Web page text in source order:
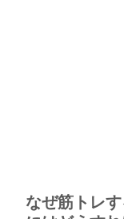
なぜ筋トレ